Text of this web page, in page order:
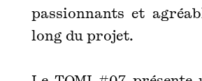
passionnants et
long du projet.